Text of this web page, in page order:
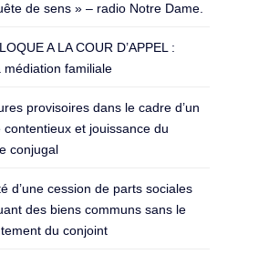
de sens » – radio Notre Dame.
A LA COUR D’APPEL :
médiation familiale
provisoires dans le cadre d’un
contentieux et jouissance du
conjugal
d’une cession de parts sociales
des biens communs sans le
du conjoint